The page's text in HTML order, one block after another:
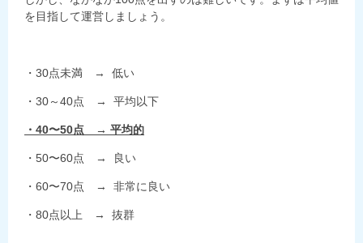
を目指して運営しましょう。
・30点未満 → 低い
・30～40点 → 平均以下
・40〜50点 → 平均的
・50〜60点 → 良い
・60〜70点 → 非常に良い
・80点以上 → 抜群